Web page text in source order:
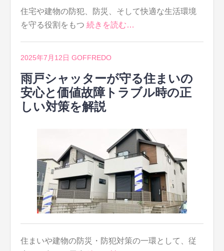
住宅や建物の防犯、防災、そして快適な生活環境
を守る役割をもつ 続きを読む…
2025年7月12日 GOFFREDO
雨戸シャッターが守る住まいの
安心と価値故障トラブル時の正
しい対策を解説
住まいや建物の防災・防犯対策の一環として、従